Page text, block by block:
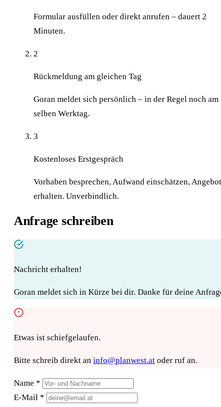
Formular ausfüllen oder direkt anrufen – dauert 2
Minuten.
2
Rückmeldung am gleichen Tag
Goran meldet sich persönlich – in der Regel noch am
selben Werktag.
3
Kostenloses Erstgespräch
Vorhaben besprechen, Aufwand einschätzen, Angebot
erhalten. Unverbindlich.
Anfrage schreiben
Nachricht erhalten!
Goran meldet sich in Kürze bei dir. Danke für deine
Etwas ist schiefgelaufen.
Bitte schreib direkt an info@planwest.at oder ruf an.
Name *
E-Mail *